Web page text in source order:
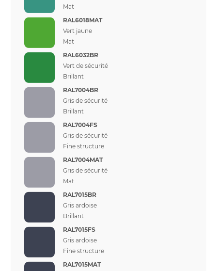
Mat
RAL6018MAT
Vert jaune
Mat
RAL6032BR
Vert de sécurité
Brillant
RAL7004BR
Gris de sécurité
Brillant
RAL7004FS
Gris de sécurité
Fine structure
RAL7004MAT
Gris de sécurité
Mat
RAL7015BR
Gris ardoise
Brillant
RAL7015FS
Gris ardoise
Fine structure
RAL7015MAT